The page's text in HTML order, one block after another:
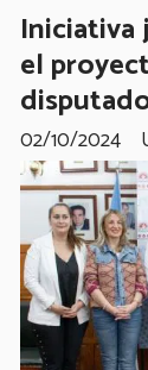
Iniciativa
el
02/10/2024